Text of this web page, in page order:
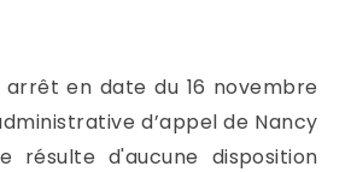
arrêt en date du 16 novembre
d’appel de Nancy
résulte d'aucune disposition